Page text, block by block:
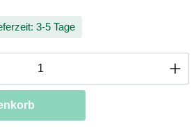
3-5 Tage
Gib den gewünschten